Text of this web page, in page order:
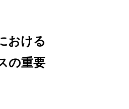
おける
の重要